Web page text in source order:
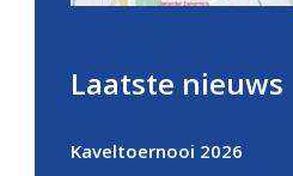
Laatste nieuws
Kaveltoernooi 2026